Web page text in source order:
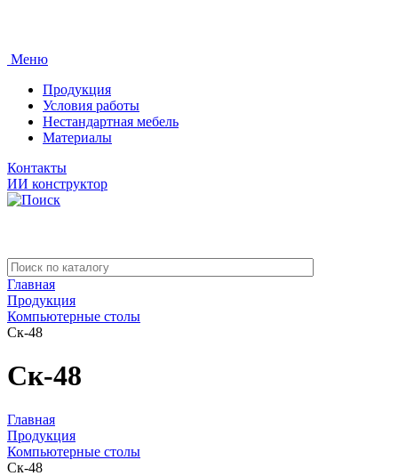
Меню
Продукция
Условия работы
Нестандартная мебель
Материалы
Контакты
ИИ конструктор
Главная
Продукция
Компьютерные столы
Ск-48
Ск-48
Главная
Продукция
Компьютерные столы
Ск-48